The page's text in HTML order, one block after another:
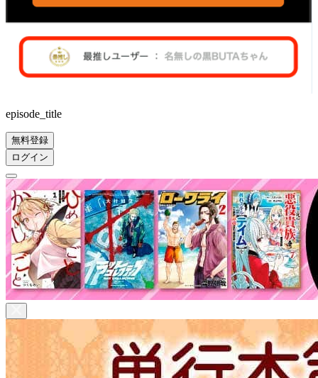
episode_title
無料登録
ログイン